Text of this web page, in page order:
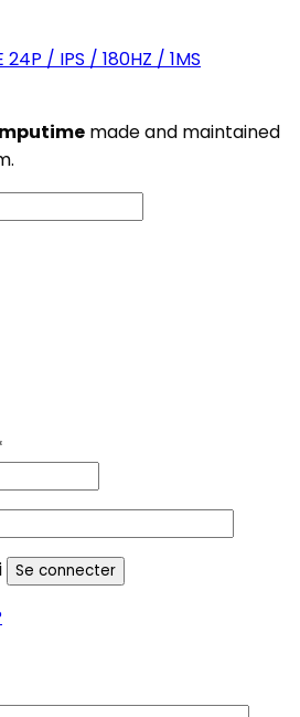
/ IPS / 180HZ / 1MS
made and maintained
Se connecter